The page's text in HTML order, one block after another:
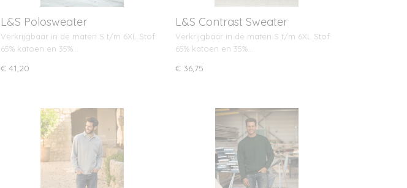
L&S Polosweater
Verkrijgbaar in de maten S t/m 6XL Stof:
65% katoen en 35%…
€ 41,20
L&S Contrast Sweater
Verkrijgbaar in de maten S t/m 6XL Stof:
65% katoen en 35%…
€ 36,75